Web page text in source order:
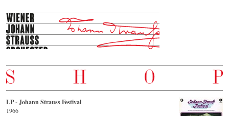
LP - Johann Strauss Festival
1966